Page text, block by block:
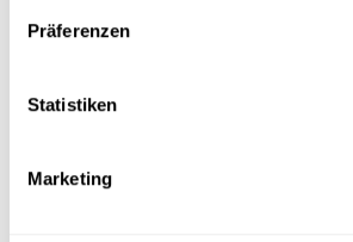
Präferenzen
Statistiken
Marketing
Eng Kaffiskan als Detektor fir
Fuerscher hunn en Experiment
Karlsruher Institut für Technologie